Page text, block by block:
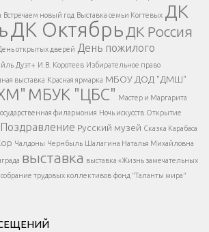
>
>
</div > </div >
Встречаем новый год Выставка семьи Когтевых ДК
ДК Октябрь ДК Россия
открытых дверей День пожилого
Дуэт+ И.В. Коротеев Избирательное право
выставка Красная ярмарка МБОУ ДОД "ДМШ"
МБУК "ЦБС" Мастер и Маргарита
филармония Ночь искусств Открытие
Поздравление Русский музей Сказка Карабаса
Чалдоны Чернбыль Шалагина Наталья Михайловна
выставка выставка «Жизнь замечательных
собрание трудовых коллективов фонд "Таланты мира"